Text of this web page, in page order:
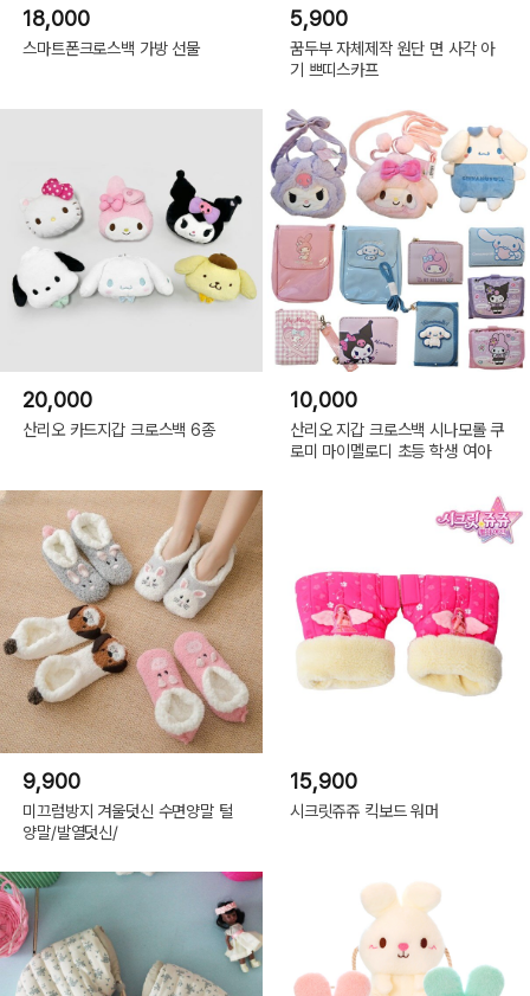
18,000
스마트폰크로스백 가방 선물
5,900
꿈두부 자체제작 원단 면 사각 아
기 쁘띠스카프
20,000
산리오 카드지갑 크로스백 6종
10,000
산리오 지갑 크로스백 시나모롤 쿠
로미 마이멜로디 초등 학생 여아
9,900
미끄럼방지 겨울덧신 수면양말 털
양말/발열덧신/
15,900
시크릿쥬쥬 킥보드 워머